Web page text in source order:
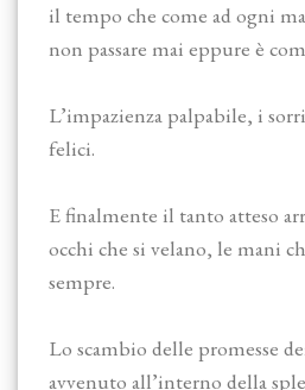
il tempo che come ad ogni
non passare mai eppure è
L’impazienza palpabile, i
felici.
E finalmente il tanto atteso
occhi che si velano, le mani
sempre.
Lo scambio delle promesse
avvenuto all’interno della